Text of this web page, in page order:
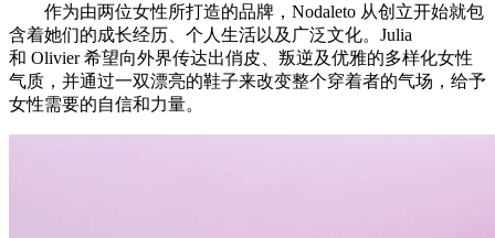
作为由两位女性所打造的品牌，Nodaleto 从创立开始就包
含着她们的成长经历、个人生活以及广泛文化。Julia
和 Olivier 希望向外界传达出俏皮、叛逆及优雅的多样化女性
气质，并通过一双漂亮的鞋子来改变整个穿着者的气场，给予
女性需要的自信和力量。